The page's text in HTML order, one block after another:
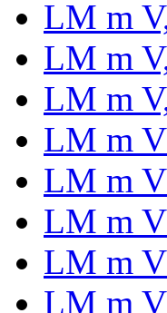
LM m
LM m
LM m
LM m
LM m
LM m
LM m
LM m